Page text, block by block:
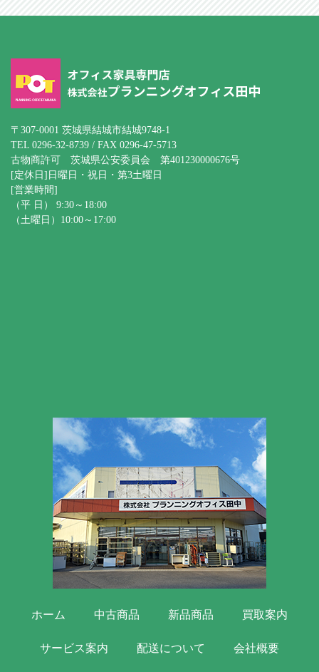
〒307-0001 茨城県結城市結城9748-1
TEL 0296-32-8739 / FAX 0296-47-5713
古物商許可 茨城県公安委員会 第401230000676号
[定休日]日曜日・祝日・第3土曜日
[営業時間]
（平 日） 9:30～18:00
（土曜日）10:00～17:00
ホーム 中古商品 新品商品 買取案内
サービス案内 配送について 会社概要